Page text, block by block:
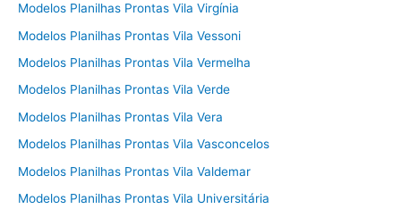
Modelos Planilhas Prontas Vila Virgínia
Modelos Planilhas Prontas Vila Vessoni
Modelos Planilhas Prontas Vila Vermelha
Modelos Planilhas Prontas Vila Verde
Modelos Planilhas Prontas Vila Vera
Modelos Planilhas Prontas Vila Vasconcelos
Modelos Planilhas Prontas Vila Valdemar
Modelos Planilhas Prontas Vila Universitária